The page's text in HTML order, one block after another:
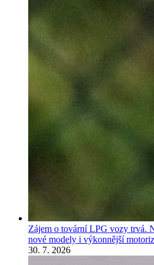
Zájem o tovární LPG vozy trvá.
nové modely i výkonnější
30. 7. 2026